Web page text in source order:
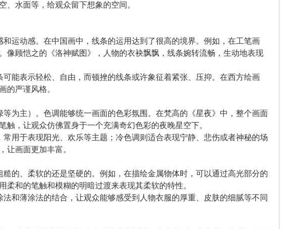
水面等，给观众留下想象的空间。
运动感。在中国画中，线条的运用达到了很高的境界。例如，在工笔画
顾恺之的《洛神赋图》，人物的衣袂飘飘，线条婉转流畅，生动地表现
能表示轻松、自由，而顿挫的线条或许象征着紧张、压抑。在西方绘画
的严谨风格。
为主）。色调能够统一画面的色彩氛围。在梵高的《星夜》中，整个画面
，让观众仿佛置身于一个充满奇幻色彩的夜晚星空下。
用于表现阳光、欢乐等主题；冷色调则适合表现宁静、悲伤或者神秘的场
让画面更加丰富。
的、柔软的还是坚硬的。例如，在描绘金属物体时，可以通过高光部分的
和的笔触和模糊的明暗过渡来表现其柔软的特性。
和薄涂法的结合，让观众能够感受到人物衣服的厚重、皮肤的细腻等不同